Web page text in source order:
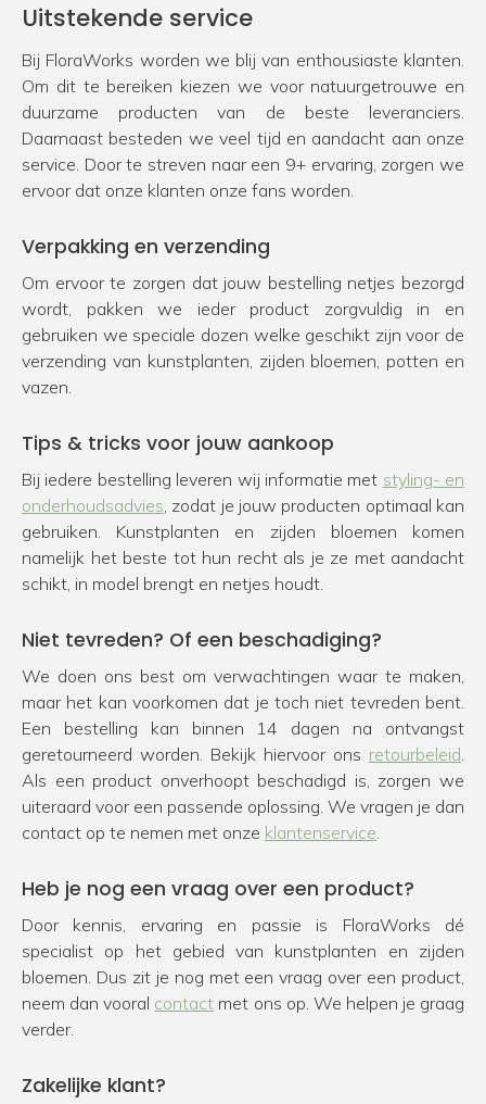
Uitstekende service
Bij FloraWorks worden we blij van enthousiaste klanten.
Om dit te bereiken kiezen we voor natuurgetrouwe en
duurzame producten van de beste leveranciers.
Daarnaast besteden we veel tijd en aandacht aan onze
service. Door te streven naar een 9+ ervaring, zorgen we
ervoor dat onze klanten onze fans worden.
Verpakking en verzending
Om ervoor te zorgen dat jouw bestelling netjes bezorgd
wordt, pakken we ieder product zorgvuldig in en
gebruiken we speciale dozen welke geschikt zijn voor de
verzending van kunstplanten, zijden bloemen, potten en
vazen.
Tips & tricks voor jouw aankoop
Bij iedere bestelling leveren wij informatie met styling- en
onderhoudsadvies , zodat je jouw producten optimaal kan
gebruiken. Kunstplanten en zijden bloemen komen
namelijk het beste tot hun recht als je ze met aandacht
schikt, in model brengt en netjes houdt.
Niet tevreden? Of een beschadiging?
We doen ons best om verwachtingen waar te maken,
maar het kan voorkomen dat je toch niet tevreden bent.
Een bestelling kan binnen 14 dagen na ontvangst
geretourneerd worden. Bekijk hiervoor ons retourbeleid
Als een product onverhoopt beschadigd is, zorgen we
uiteraard voor een passende oplossing. We vragen je dan
contact op te nemen met onze klantenservice
Heb je nog een vraag over een product?
Door kennis, ervaring en passie is FloraWorks dé
specialist op het gebied van kunstplanten en zijden
bloemen. Dus zit je nog met een vraag over een product,
neem dan vooral contact met ons op. We helpen je graag
verder.
Zakelijke klant?